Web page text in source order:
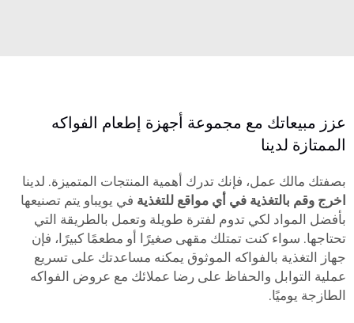
عزز مبيعاتك مع مجموعة أجهزة إطعام الفواكه
الممتازة لدينا
بصفتك مالك عمل، فإنك تدرك أهمية المنتجات المتميزة. لدينا
اخرج وقم بالتغذية في أي مواقع للتغذية في يويباو يتم تصنيعها
بأفضل المواد لكي تدوم لفترة طويلة وتعمل بالطريقة التي
تحتاجها. سواء كنت تمتلك مقهى صغيرًا أو مطعمًا كبيرًا، فإن
جهاز التغذية بالفواكه الموثوق يمكنه مساعدتك على تسريع
عملية التوابل والحفاظ على رضا عملائك مع عروض الفواكه
الطازجة يوميًا.